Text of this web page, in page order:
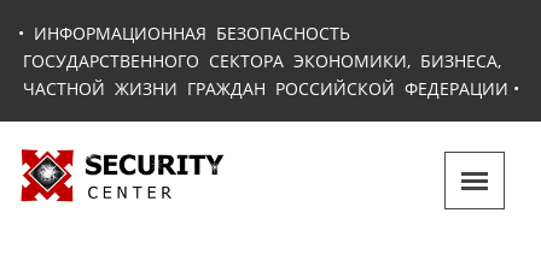
• ИНФОРМАЦИОННАЯ БЕЗОПАСНОСТЬ
ГОСУДАРСТВЕННОГО СЕКТОРА ЭКОНОМИКИ, БИЗНЕСА,
ЧАСТНОЙ ЖИЗНИ ГРАЖДАН РОССИЙСКОЙ ФЕДЕРАЦИИ •